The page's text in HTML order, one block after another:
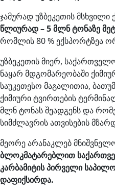
ჯამურად უზბეკეთის მსხვილი
წლიურად – 5 მლნ ტონაზე
რომლის 80 % ექსპორტზეა
უზბეკეთის მიერ,
ნაყარ მდგომარეობაში
საუკეთესო მაგალითია,
ქიმიური ტვირთების
მლნ ტონას შეადგენს და
სიმძლავრის ათვისების
მეორე არანაკლებ
ბლოკმატარებლით
კარბამიტის პირველი
დაფიქსირდა.